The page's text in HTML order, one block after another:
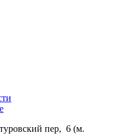
пер, 6 (м.